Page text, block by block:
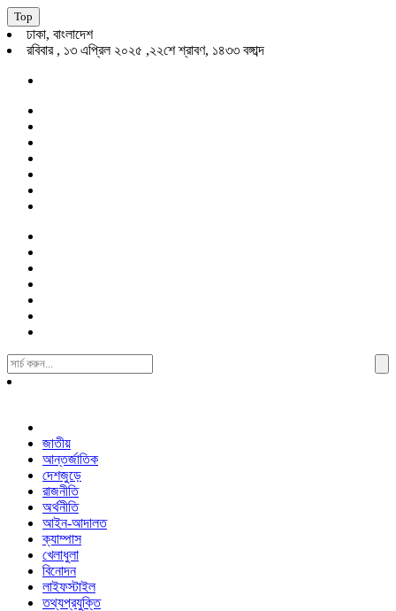
Top
ঢাকা, বাংলাদেশ
রবিবার , ১৩ এপ্রিল ২০২৫ ,২২শে শ্রাবণ, ১৪৩৩ বঙ্গাব্দ
Search
For:
জাতীয়
আন্তর্জাতিক
দেশজুড়ে
রাজনীতি
অর্থনীতি
আইন-আদালত
ক্যাম্পাস
খেলাধুলা
বিনোদন
লাইফস্টাইল
তথ্যপ্রযুক্তি